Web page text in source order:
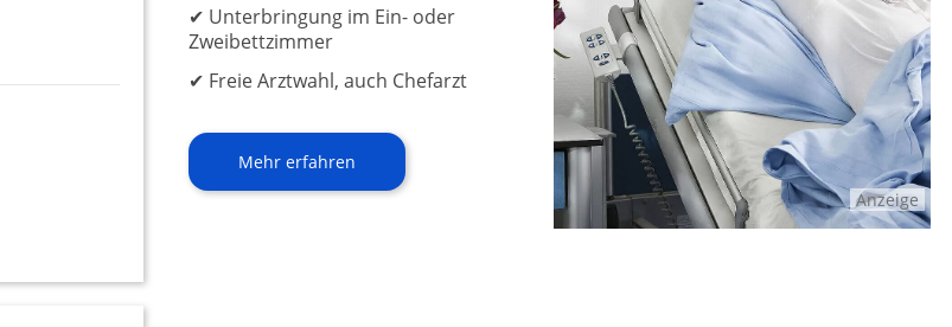
✔ Unterbringung im Ein- oder
Zweibettzimmer
✔ Freie Arztwahl, auch Chefarzt
Mehr erfahren
Anzeige